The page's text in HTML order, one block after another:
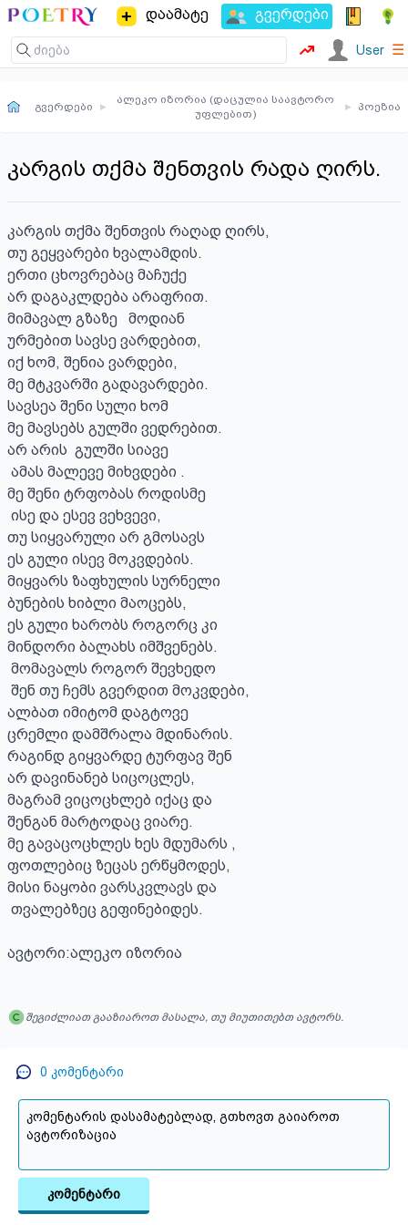
დაამატე გვერდები
User ☰
გვერდები ▸
ალეკო იზორია (დაცულია საავტორო
უფლებით)
▸ პოეზია
კარგის თქმა შენთვის რადა ღირს.
კარგის თქმა შენთვის რაღად ღირს,
თუ გეყვარები ხვალამდის.
ერთი ცხოვრებაც მაჩუქე
არ დაგაკლდება არაფრით.
მიმავალ გზაზე   მოდიან
ურმებით სავსე ვარდებით,
იქ ხომ, შენია ვარდები,
მე მტკვარში გადავარდები.
სავსეა შენი სული ხომ
მე მავსებს გულში ვედრებით.
არ არის  გულში სიავე
მე შენი ტრფობას როდისმე
თუ სიყვარული არ გმოსავს
ეს გული ისევ მოკვდების.
მიყვარს ზაფხულის სურნელი
ბუნების ხიბლი მაოცებს,
ეს გული ხარობს როგორც კი
მინდორი ბალახს იმშვენებს.
ალბათ იმიტომ დაგტოვე
ცრემლი დამშრალა მდინარის.
რაგინდ გიყვარდე ტურფავ შენ
არ დავინანებ სიცოცლეს,
მაგრამ ვიცოცხლებ იქაც და
შენგან მარტოდაც ვიარე.
მე გავაცოცხლეს ხეს მდუმარს ,
ფოთლებიც ზეცას ერწყმოდეს,
მისი ნაყობი ვარსკვლავს და
ავტორი:ალეკო იზორია
შეგიძლიათ გააზიაროთ მასალა, თუ მიუთითებთ ავტორს.
0 კომენტარი
კომენტარი